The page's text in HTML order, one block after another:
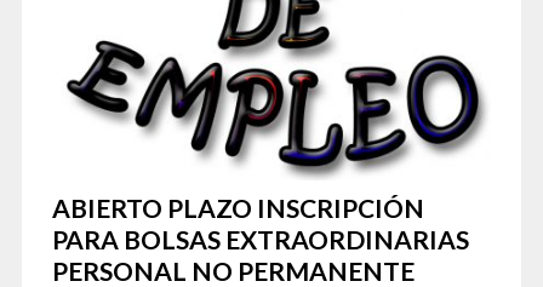
ABIERTO PLAZO INSCRIPCIÓN
PARA BOLSAS EXTRAORDINARIAS
PERSONAL NO PERMANENTE